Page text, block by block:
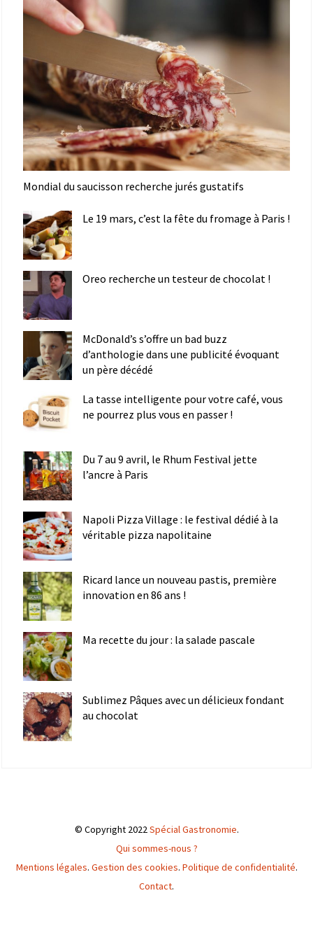
Mondial du saucisson recherche jurés gustatifs
Le 19 mars, c’est la fête du fromage à Paris !
Oreo recherche un testeur de chocolat !
McDonald’s s’offre un bad buzz
d’anthologie dans une publicité évoquant
un père décédé
La tasse intelligente pour votre café, vous
ne pourrez plus vous en passer !
Du 7 au 9 avril, le Rhum Festival jette
l’ancre à Paris
Napoli Pizza Village : le festival dédié à la
véritable pizza napolitaine
Ricard lance un nouveau pastis, première
innovation en 86 ans !
Ma recette du jour : la salade pascale
Sublimez Pâques avec un délicieux fondant
au chocolat
© Copyright 2022Spécial Gastronomie.
Qui sommes-nous ?
Mentions légales. Gestion des cookies. Politique de confidentialité.
Contact.